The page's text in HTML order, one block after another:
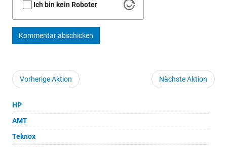
Ich bin kein Roboter
Kommentar abschicken
Vorherige Aktion Nächste Aktion
HP
AMT
Teknox